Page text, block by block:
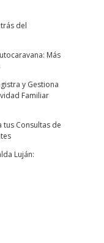
del
Más
y Gestiona
Familiar
tus Consultas de
Luján: